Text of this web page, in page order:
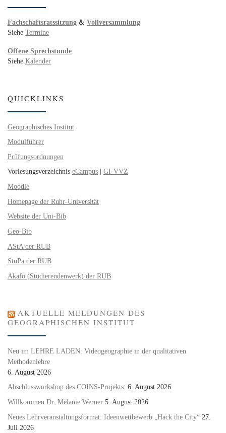
Fachschaftsratssitzung & Vollversammlung
Siehe Termine
Offene Sprechstunde
Siehe Kalender
QUICKLINKS
Geographisches Institut
Modulführer
Prüfungsordnungen
Vorlesungsverzeichnis eCampus
GI-VVZ
Moodle
Homepage der Ruhr-Universität
Website der Uni-Bib
Geo-Bib
AStA der RUB
StuPa der RUB
Akafö (Studierendenwerk) der RUB
AKTUELLE MELDUNGEN DES
GEOGRAPHISCHEN INSTITUT
Neu im LEHRE LADEN: Videogeographie in der qualitativen
Methodenlehre
6. August 2026
Abschlussworkshop des COINS-Projekts: 6. August 2026
Willkommen Dr. Melanie Werner 5. August 2026
Neues Lehrveranstaltungsformat: Ideenwettbewerb „Hack the City“ 27.
Juli 2026